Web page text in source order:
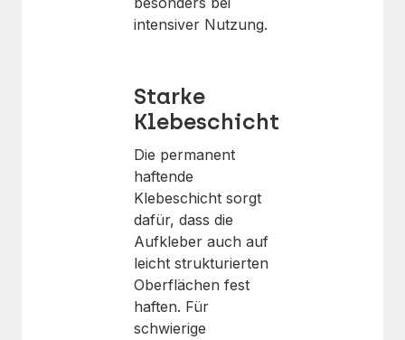
intensiver Nutzung.
Starke
Klebeschicht
Die permanent
haftende
Klebeschicht sorgt
dafür, dass die
Aufkleber auch auf
leicht strukturierten
Oberflächen fest
haften. Für
schwierige